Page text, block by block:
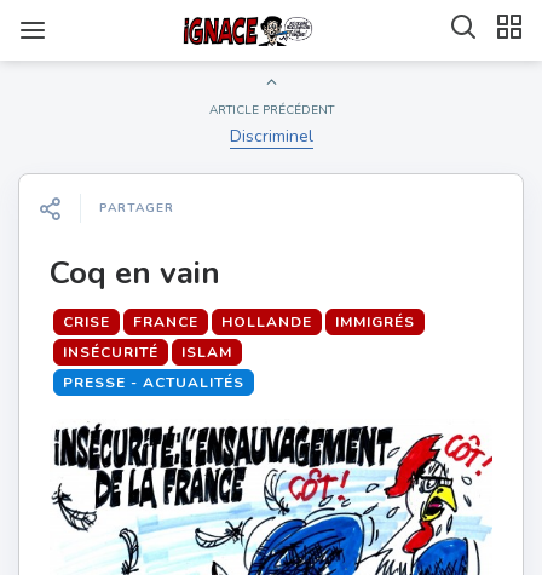
ARTICLE PRÉCÉDENT
Discriminel
PARTAGER
Coq en vain
CRISE FRANCE HOLLANDE
IMMIGRÉS
INSÉCURITÉ
ISLAM
PRESSE - ACTUALITÉS